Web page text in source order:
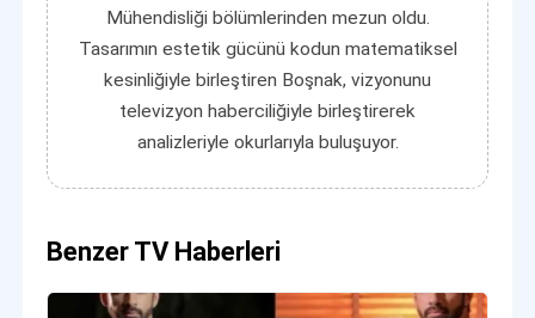
Mühendisliği bölümlerinden mezun oldu.
Tasarımın estetik gücünü kodun matematiksel
kesinliğiyle birleştiren Boşnak, vizyonunu
televizyon haberciliğiyle birleştirerek
analizleriyle okurlarıyla buluşuyor.
Benzer TV Haberleri